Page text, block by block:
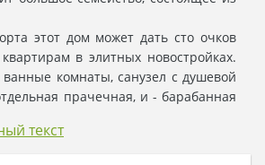
этот дом может дать сто очков
в элитных новостройках.
комнаты, санузел с душевой
прачечная, и - барабанная
текст